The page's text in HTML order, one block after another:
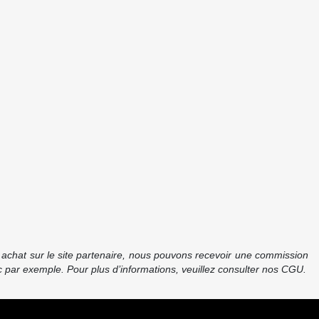
sur le site partenaire, nous pouvons recevoir une commission
exemple. Pour plus d’informations, veuillez consulter nos CGU.